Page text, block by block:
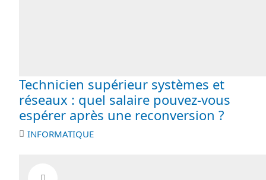
Technicien supérieur systèmes et
réseaux : quel salaire pouvez-vous
espérer après une reconversion ?
INFORMATIQUE